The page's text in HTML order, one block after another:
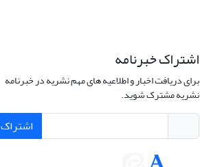
اشتراک خبرنامه
برای دریافت اخبار و اطلاعیه های مهم نشریه در خبرنامه
نشریه مشترک شوید.
اشتراک